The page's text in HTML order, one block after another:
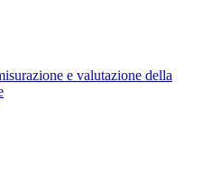
e valutazione della